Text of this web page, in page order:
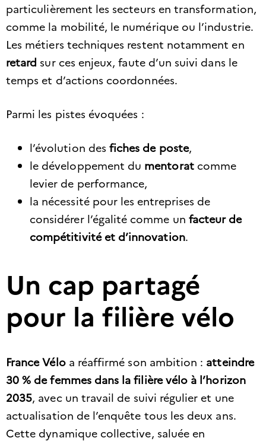
particulièrement les secteurs en transformation,
comme la mobilité, le numérique ou l’industrie.
Les métiers techniques restent notamment en
retardsur ces enjeux, faute d’un suivi dans le
temps et d’actions coordonnées.
Parmi les pistes évoquées :
l’évolution des fiches de poste,
le développement du mentorat comme
levier de performance,
la nécessité pour les entreprises de
considérer l’égalité comme un facteur de
compétitivité et d’innovation.
Un cap partagé
pour la filière vélo
France Véloa réaffirmé son ambition : atteindre
30 % de femmes dans la filière vélo à l’horizon
2035, avec un travail de suivi régulier et une
actualisation de l’enquête tous les deux ans.
Cette dynamique collective, saluée en